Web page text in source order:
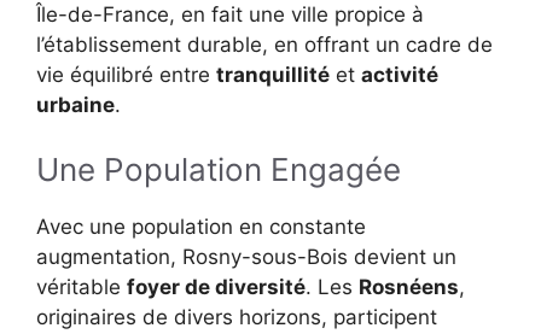
Île-de-France, en fait une ville propice à
l’établissement durable, en offrant un cadre de
vie équilibré entre tranquillité et activité
urbaine.
Une Population Engagée
Avec une population en constante
augmentation, Rosny-sous-Bois devient un
véritable foyer de diversité. Les Rosnéens,
originaires de divers horizons, participent